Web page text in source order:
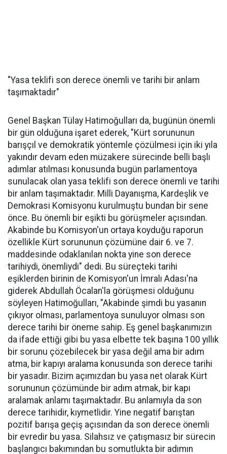
"Yasa teklifi son derece önemli ve tarihi bir anlam
taşımaktadır"
Genel Başkan Tülay Hatimoğulları da, bugünün önemli
bir gün olduğuna işaret ederek, "Kürt sorununun
barışçıl ve demokratik yöntemle çözülmesi için iki yıla
yakındır devam eden müzakere sürecinde belli başlı
adımlar atılması konusunda bugün parlamentoya
sunulacak olan yasa teklifi son derece önemli ve tarihi
bir anlam taşımaktadır. Milli Dayanışma, Kardeşlik ve
Demokrasi Komisyonu kurulmuştu bundan bir sene
önce. Bu önemli bir eşikti bu görüşmeler açısından.
Akabinde bu Komisyon'un ortaya koyduğu raporun
özellikle Kürt sorununun çözümüne dair 6. ve 7.
maddesinde odaklanılan nokta yine son derece
tarihiydi, önemliydi" dedi. Bu süreçteki tarihi
eşiklerden birinin de Komisyon'un İmralı Adası'na
giderek Abdullah Öcalan'la görüşmesi olduğunu
söyleyen Hatimoğulları, "Akabinde şimdi bu yasanın
çıkıyor olması, parlamentoya sunuluyor olması son
derece tarihi bir öneme sahip. Eş genel başkanımızın
da ifade ettiği gibi bu yasa elbette tek başına 100 yıllık
bir sorunu çözebilecek bir yasa değil ama bir adım
atma, bir kapıyı aralama konusunda son derece tarihi
bir yasadır. Bizim açımızdan bu yasa net olarak Kürt
sorununun çözümünde bir adım atmak, bir kapı
aralamak anlamı taşımaktadır. Bu anlamıyla da son
derece tarihidir, kıymetlidir. Yine negatif barıştan
pozitif barışa geçiş açısından da son derece önemli
bir evredir bu yasa. Silahsız ve çatışmasız bir sürecin
başlangıcı bakımından bu somutlukta bir adımın